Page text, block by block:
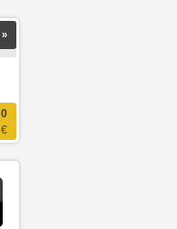
»
0
€